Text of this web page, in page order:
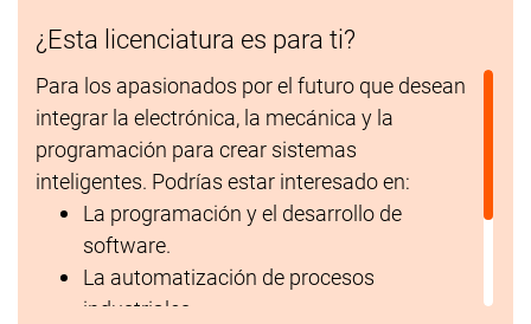
¿Esta licenciatura es para ti?
Para los apasionados por el futuro que desean
integrar la electrónica, la mecánica y la
programación para crear sistemas
inteligentes. Podrías estar interesado en:
La programación y el desarrollo de
software.
La automatización de procesos
industriales.